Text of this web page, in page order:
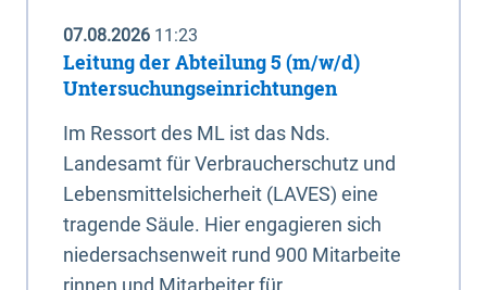
07.08.2026 11:23
Leitung der Abteilung 5 (m/w/d)
Untersuchungseinrichtungen
Im Ressort des ML ist das Nds.
Landesamt für Verbraucherschutz und
Lebensmittelsicherheit (LAVES) eine
tragende Säule. Hier engagieren sich
niedersachsenweit rund 900 Mitarbeite